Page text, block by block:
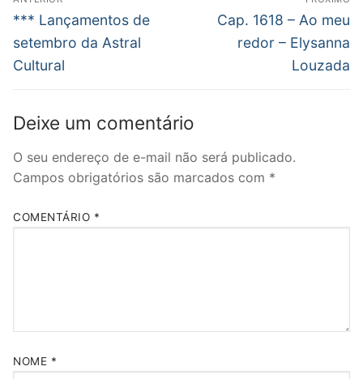
de
Post
Post
anterior:
*** Lançamentos de
setembro da Astral
Cultural
Próximo
post:
Cap. 1618 – Ao meu
redor – Elysanna
Louzada
Deixe um comentário
O seu endereço de e-mail não será publicado.
Campos obrigatórios são marcados com *
COMENTÁRIO *
NOME *